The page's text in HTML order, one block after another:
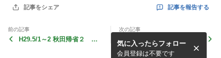
記事をシェア 記事を報告する
前の記事
H29.5/1～2 秋田帰省２
次の記事
気に入ったらフォロー
会員登録は不要です